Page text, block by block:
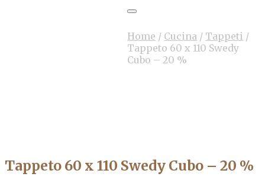
Home / Cucina / Tappeti /
Tappeto 60 x 110 Swedy
Cubo – 20 %
Tappeto 60 x 110 Swedy Cubo – 20 %